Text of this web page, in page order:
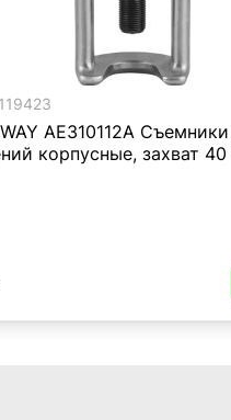
119423
AE310112A
корпусные, захват